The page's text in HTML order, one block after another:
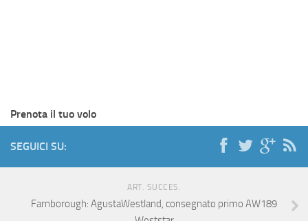
Prenota il tuo volo
SEGUICI SU:
ART. SUCCES.
Farnborough: AgustaWestland, consegnato primo AW189